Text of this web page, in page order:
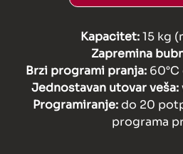
Kapacitet:15 kg
Zapremina
Brzi programi pranja:
Jednostavan utovar veša:
Programiranje:do 20
programa